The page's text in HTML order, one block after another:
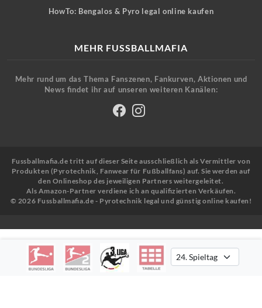
HowTo: Bengalos & Pyro legal online kaufen
MEHR FUSSBALLMAFIA
Mehr rund um das Thema Fanszenen, Fankurven, Aktionen und
News findet ihr auf unseren weiteren Kanälen:
Fussballmafia.de tritt auf dieser Seite ausschließlich als Vermittler von
Produkten (Pyrotechnik, Fanwear für Fußballfans) auf. Sie werden auf
den Onlineshop des jeweiligen Partners weitergeleitet.
Als Amazon-Partner verdiene ich an qualifizierten Verkäufen.
© 2026 Fussballmafia.de - Pyrotechnik legal und günstig online kaufen!